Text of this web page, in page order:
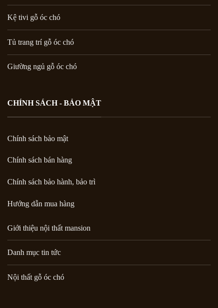
Kệ tivi gỗ óc chó
Tủ trang trí gỗ óc chó
Giường ngủ gỗ óc chó
CHÍNH SÁCH - BẢO MẬT
Chính sách bảo mật
Chính sách bán hàng
Chính sách bảo hành, bảo trì
Hướng dẫn mua hàng
Giới thiệu nội thất mansion
Danh mục tin tức
Nội thất gỗ óc chó